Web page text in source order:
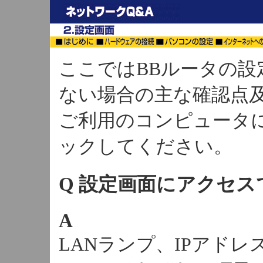
ここではBBルータの
ない場合の主な確認点
ご利用のコンピュータ
ックしてください。
Q 設定画面にアクセ
A
LANランプ、IPアドレ